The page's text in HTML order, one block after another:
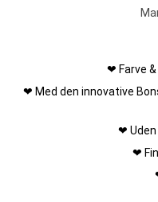
❤ Farve
❤ Med den innovative
❤
❤